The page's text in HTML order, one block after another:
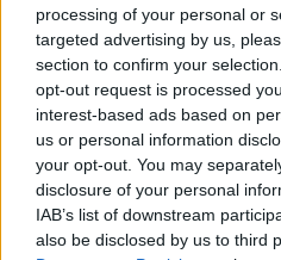
processing of your personal or
targeted advertising by us,
section to confirm your
opt-out request is processed
interest-based ads based on
us or personal information
your opt-out. You may
disclosure of your personal
IAB’s list of downstream
also be disclosed by us to third